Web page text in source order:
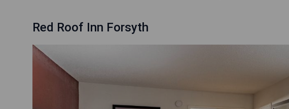
Red Roof Inn Forsyth